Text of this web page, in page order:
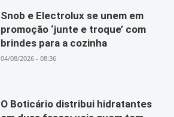
Snob e Electrolux se unem em
promoção ‘junte e troque’ com
brindes para a cozinha
04/08/2026 - 08:36
O Boticário distribui hidratantes